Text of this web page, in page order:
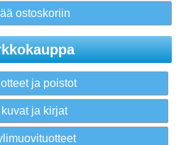
ja poistot
ja kirjat